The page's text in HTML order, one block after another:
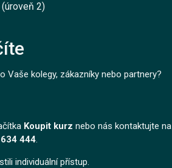
2)
Vaše kolegy, zákazníky nebo partnery?
Koupit kurz nebo nás kontaktujte na
444.
individuální přístup.